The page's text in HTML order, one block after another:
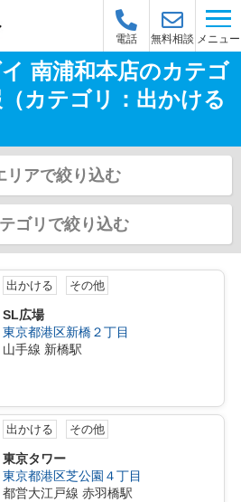
電話 無料相談 メニュー
南浦和本店のカテゴ
カテゴリ：出かける
リアで絞り込む
ゴリで絞り込む
出かける その他
SL広場
東京都港区新橋２丁目
山手線 新橋駅
出かける その他
東京タワー
東京都港区芝公園４丁目
都営大江戸線 赤羽橋駅